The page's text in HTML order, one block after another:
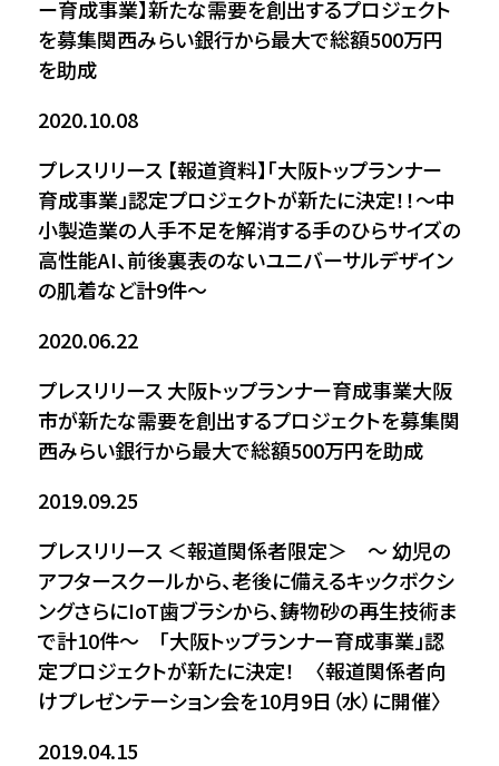
ー育成事業】新たな需要を創出するプロジェクト
を募集関西みらい銀行から最大で総額500万円
を助成
2020.10.08
プレスリリース 【報道資料】「大阪トップランナー
育成事業」認定プロジェクトが新たに決定！！～中
小製造業の人手不足を解消する手のひらサイズの
高性能AI、前後裏表のないユニバーサルデザイン
の肌着など計9件～
2020.06.22
プレスリリース 大阪トップランナー育成事業大阪
市が新たな需要を創出するプロジェクトを募集関
西みらい銀行から最大で総額500万円を助成
2019.09.25
プレスリリース ＜報道関係者限定＞ ～ 幼児の
アフタースクールから、老後に備えるキックボクシ
ングさらにIoT歯ブラシから、鋳物砂の再生技術ま
で計10件～ 「大阪トップランナー育成事業」認
定プロジェクトが新たに決定！ 〈報道関係者向
けプレゼンテーション会を10月9日（水）に開催〉
2019.04.15